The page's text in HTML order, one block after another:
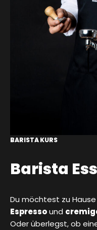
BARISTA KURS
Barista
Du möchtest zu
Espressound
Oder überlegst, ob